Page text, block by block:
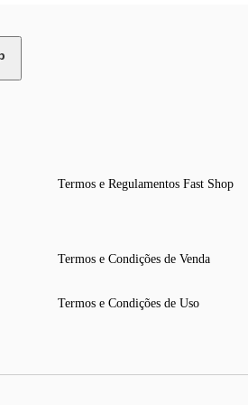
Termos e Regulamentos Fast Shop
Termos e Condições de Venda
Termos e Condições de Uso